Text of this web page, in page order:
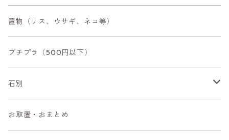
空枠
リング
ペンダントトップ
ブローチ
置物（リス、ウサギ、ネコ等）
プチプラ（500円以下）
石別
アイオライト
お取置・おまとめ